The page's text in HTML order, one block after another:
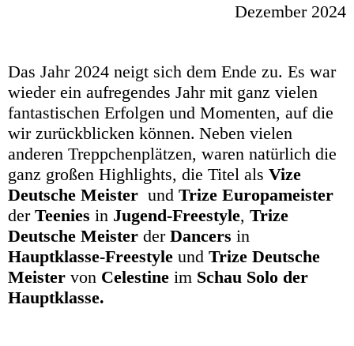
Dezember 2024
Das Jahr 2024 neigt sich dem Ende zu. Es war
wieder ein aufregendes Jahr mit ganz vielen
fantastischen Erfolgen und Momenten, auf die
wir zurückblicken können. Neben vielen
anderen Treppchenplätzen, waren natürlich die
ganz großen Highlights, die Titel als Vize
Deutsche Meister und Trize Europameister
der Teenies in Jugend-Freestyle, Trize
Deutsche Meister der Dancers in
Hauptklasse-Freestyle und Trize Deutsche
Meister von Celestine im Schau Solo der
Hauptklasse.